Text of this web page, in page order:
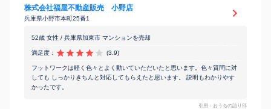
株式会社福屋不動産販売 小野店
兵庫県小野市本町25番1
52歳 女性 / 兵庫県加東市 マンションを売却
満足度： (3.9)
フットワークは軽く色々とよく動いていただいたと思います。色々質問に対
しても しっかりきちんと対応してもらえたと思います。 説明もわかりやす
かったです。
引用：おうちの語り部